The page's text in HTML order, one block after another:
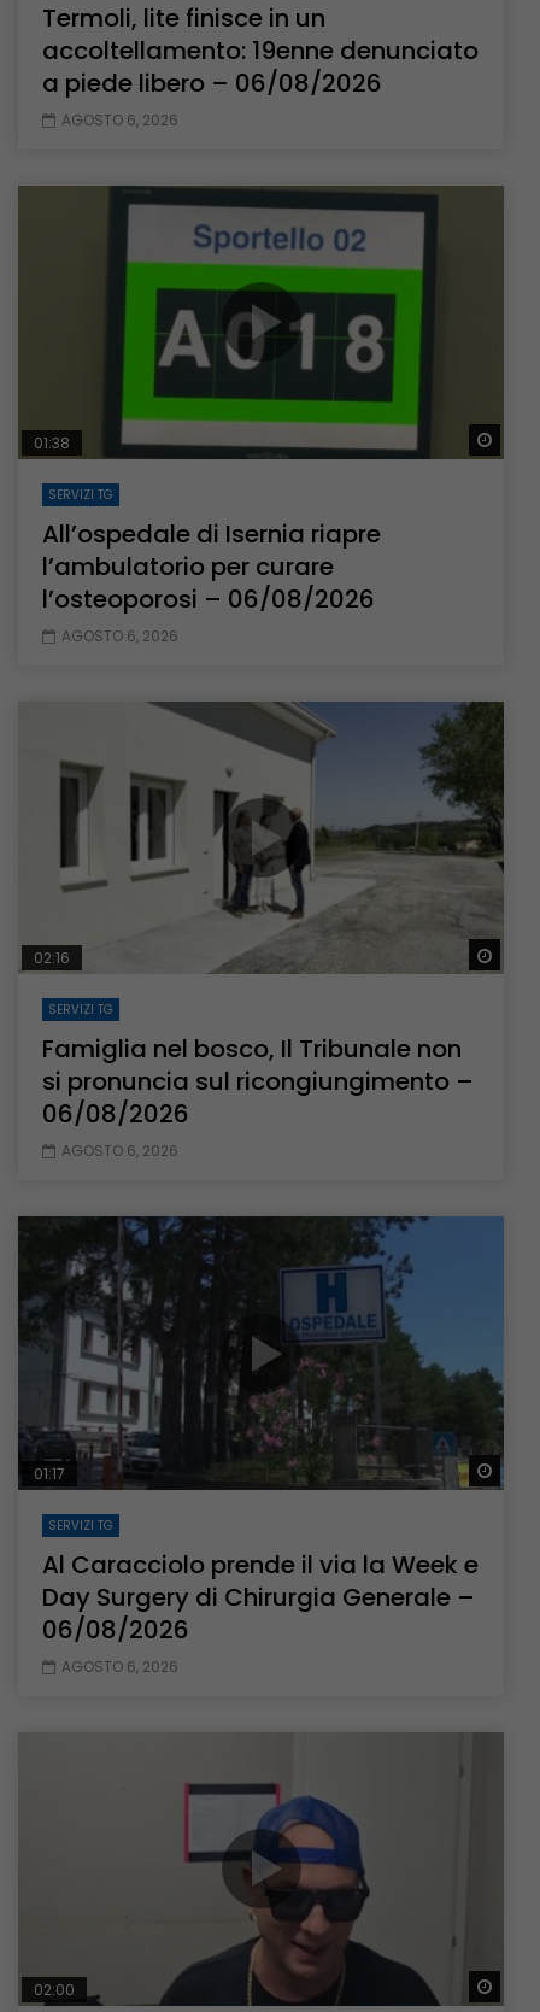
Termoli, lite finisce in un
accoltellamento: 19enne denunciato
a piede libero – 06/08/2026
AGOSTO 6, 2026
01:38
SERVIZI TG
All’ospedale di Isernia riapre
l’ambulatorio per curare
l’osteoporosi – 06/08/2026
AGOSTO 6, 2026
02:16
SERVIZI TG
Famiglia nel bosco, Il Tribunale non
si pronuncia sul ricongiungimento –
06/08/2026
AGOSTO 6, 2026
01:17
SERVIZI TG
Al Caracciolo prende il via la Week e
Day Surgery di Chirurgia Generale –
06/08/2026
AGOSTO 6, 2026
02:00